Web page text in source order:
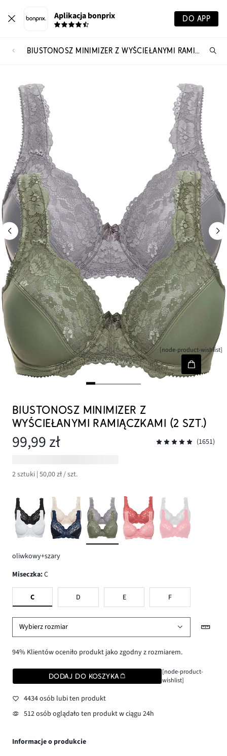
Aplikacja bonprix DO APP
BIUSTONOSZ MINIMIZER Z WYŚCIEŁANYMI RAMIĄCZKAMI (2 SZT.)
[node-product-wishlist]
BIUSTONOSZ MINIMIZER Z
WYŚCIEŁANYMI RAMIĄCZKAMI (2 SZT.)
99,99 zł (1651)
2 sztuki | 50,00 zł / szt.
oliwkowy+szary
Miseczka:C
C D E F
Wybierz rozmiar
94% Klientów oceniło produkt jako zgodny z rozmiarem.
DODAJ DO KOSZYKA
[node-product-
wishlist]
4434 osób lubi ten produkt
512 osób oglądało ten produkt w ciągu 24h
Informacje o produkcie